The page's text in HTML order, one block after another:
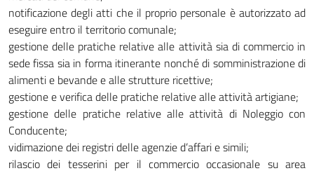
notificazione degli atti che il proprio personale è autorizzato ad
eseguire entro il territorio comunale;
gestione delle pratiche relative alle attività sia di commercio in
sede fissa sia in forma itinerante nonché di somministrazione di
alimenti e bevande e alle strutture ricettive;
gestione e verifica delle pratiche relative alle attività artigiane;
gestione delle pratiche relative alle attività di Noleggio con
Conducente;
vidimazione dei registri delle agenzie d’affari e simili;
rilascio dei tesserini per il commercio occasionale su area